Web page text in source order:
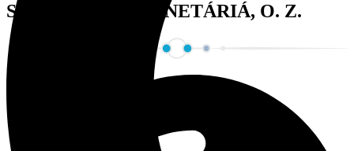
SLOVENSKÉ PLANETÁRIÁ, O. Z.